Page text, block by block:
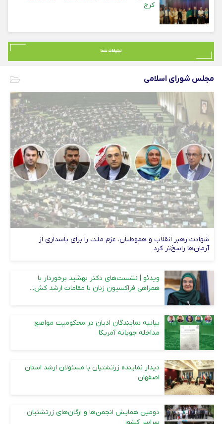
کرج
مجلس شورای اسلامی
شهادت رهبر انقلاب و هموطنان، عزم ملت را برای پاسداری از
آرمان‌ها راسخ‌تر کرد
ویدئو | نشست‌های دکتر بهشید برخوردار با
همراهی فراکسیون زنان با مقامات ارشد کش...
بیانیه نمایندگان ادیان در محکومیت مواضع
مداخله جویانه آمریکا
دیدار نماینده زرتشتیان با مسئولان ارشد استان
اصفهان
دومین همایش انجمن‌ها و ارگان‌های زرتشتیان